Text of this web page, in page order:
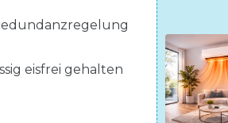
eisfrei gehalten